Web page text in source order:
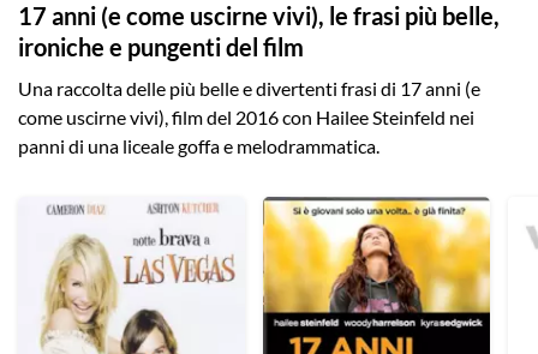
17 anni (e come uscirne vivi), le frasi più belle,
ironiche e pungenti del film
Una raccolta delle più belle e divertenti frasi di 17 anni (e
come uscirne vivi), film del 2016 con Hailee Steinfeld nei
panni di una liceale goffa e melodrammatica.